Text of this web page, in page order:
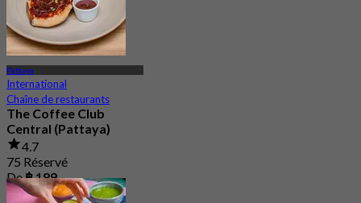
Pattaya
International
Chaîne de restaurants
The Coffee Club
Central (Pattaya)
4.7
75 Réservé
De฿ 189